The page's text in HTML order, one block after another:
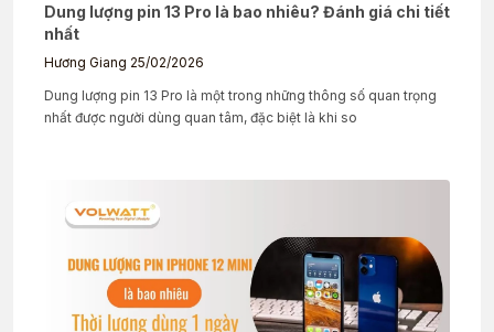
Dung lượng pin 13 Pro là bao nhiêu? Đánh giá chi tiết
nhất
Hương Giang 25/02/2026
Dung lượng pin 13 Pro là một trong những thông số quan trọng
nhất được người dùng quan tâm, đặc biệt là khi so